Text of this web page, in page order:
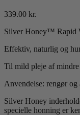
339.00 kr.
Silver Honey™ Rapid
Effektiv, naturlig og
Til mild pleje af mindre
Anvendelse: rengør
Silver Honey
specielle honning er